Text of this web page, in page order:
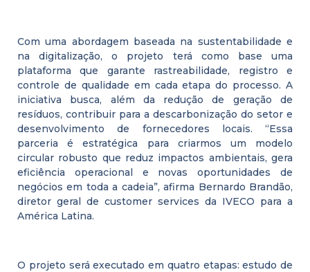
Com uma abordagem baseada na sustentabilidade e
na digitalização, o projeto terá como base uma
plataforma que garante rastreabilidade, registro e
controle de qualidade em cada etapa do processo. A
iniciativa busca, além da redução de geração de
resíduos, contribuir para a descarbonização do setor e
desenvolvimento de fornecedores locais. “Essa
parceria é estratégica para criarmos um modelo
circular robusto que reduz impactos ambientais, gera
eficiência operacional e novas oportunidades de
negócios em toda a cadeia”, afirma Bernardo Brandão,
diretor geral de customer services da IVECO para a
América Latina.
O projeto será executado em quatro etapas: estudo de